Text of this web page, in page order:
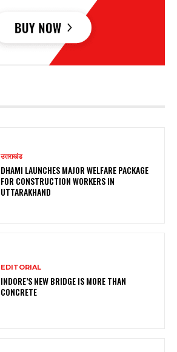
उत्तराखंड
DHAMI LAUNCHES MAJOR WELFARE PACKAGE
FOR CONSTRUCTION WORKERS IN
UTTARAKHAND
EDITORIAL
INDORE’S NEW BRIDGE IS MORE THAN
CONCRETE